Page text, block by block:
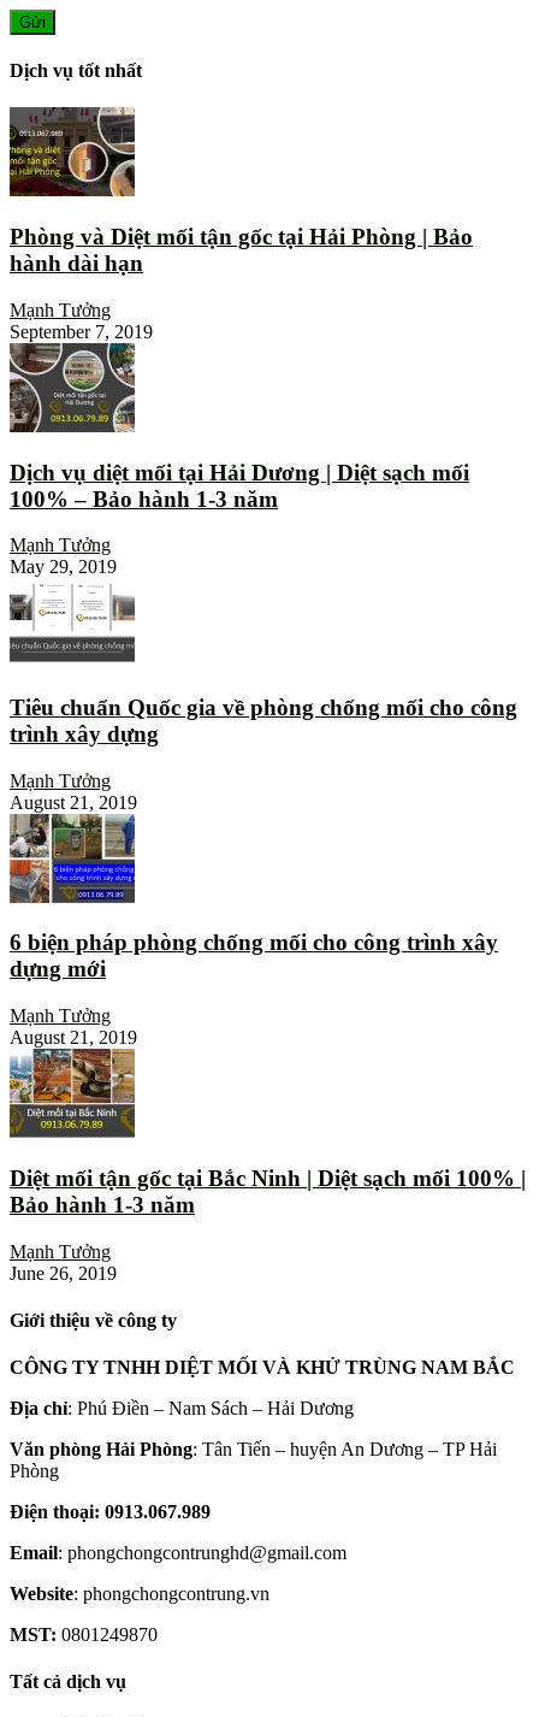
Dịch vụ tốt nhất
Phòng và Diệt mối tận gốc tại Hải Phòng | Bảo
hành dài hạn
Mạnh Tưởng
September 7, 2019
Dịch vụ diệt mối tại Hải Dương | Diệt sạch mối
100% – Bảo hành 1-3 năm
Mạnh Tưởng
May 29, 2019
Tiêu chuẩn Quốc gia về phòng chống mối cho công
trình xây dựng
Mạnh Tưởng
August 21, 2019
6 biện pháp phòng chống mối cho công trình xây
dựng mới
Mạnh Tưởng
August 21, 2019
Diệt mối tận gốc tại Bắc Ninh | Diệt sạch mối 100% |
Bảo hành 1-3 năm
Mạnh Tưởng
June 26, 2019
Giới thiệu về công ty
CÔNG TY TNHH DIỆT MỐI VÀ KHỬ TRÙNG NAM BẮC
Địa chỉ: Phú Điền – Nam Sách – Hải Dương
Văn phòng Hải Phòng: Tân Tiến – huyện An Dương – TP Hải
Phòng
Điện thoại: 0913.067.989
Email: phongchongcontrunghd@gmail.com
Website: phongchongcontrung.vn
MST: 0801249870
Tất cả dịch vụ